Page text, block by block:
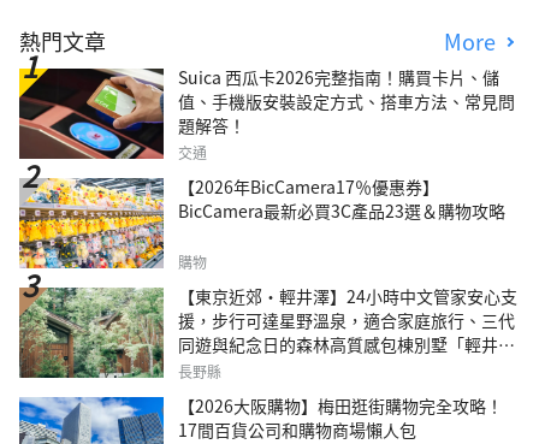
熱門文章 More
Suica 西瓜卡2026完整指南！購買卡片、儲
值、手機版安裝設定方式、搭車方法、常見問
題解答！
交通
【2026年BicCamera17％優惠券】
BicCamera最新必買3C產品23選＆購物攻略
購物
【東京近郊・輕井澤】24小時中文管家安心支
援，步行可達星野溫泉，適合家庭旅行、三代
同遊與紀念日的森林高質感包棟別墅「輕井澤
森四季VILLA」
長野縣
【2026大阪購物】梅田逛街購物完全攻略！
17間百貨公司和購物商場懶人包